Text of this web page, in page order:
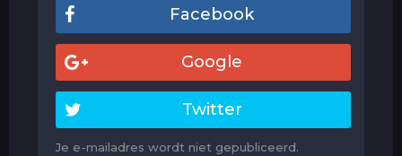
Facebook
Google
Twitter
Je e-mailadres wordt niet gepubliceerd.